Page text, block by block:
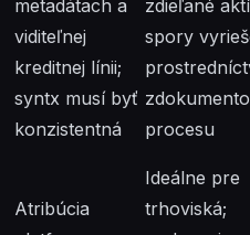
metadátach a
viditeľnej
kreditnej línii;
syntx musí byť
konzistentná
zdieľané
spory
procesu
Atribúcia
Ideálne pre
trhoviská;